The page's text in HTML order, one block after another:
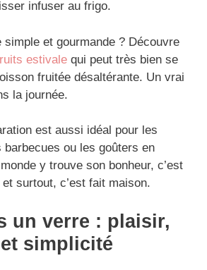
infuser au frigo.
simple et gourmande ? Découvre
estivale qui peut très bien se
fruitée désaltérante. Un vrai
la journée.
est aussi idéal pour les
barbecues ou les goûters en
y trouve son bonheur, c’est
surtout, c’est fait maison.
un verre : plaisir,
simplicité